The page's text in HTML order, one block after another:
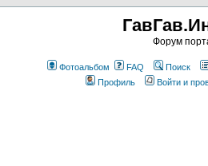
Форум
Фотоальбом FAQ Поиск
Профиль
Войти и